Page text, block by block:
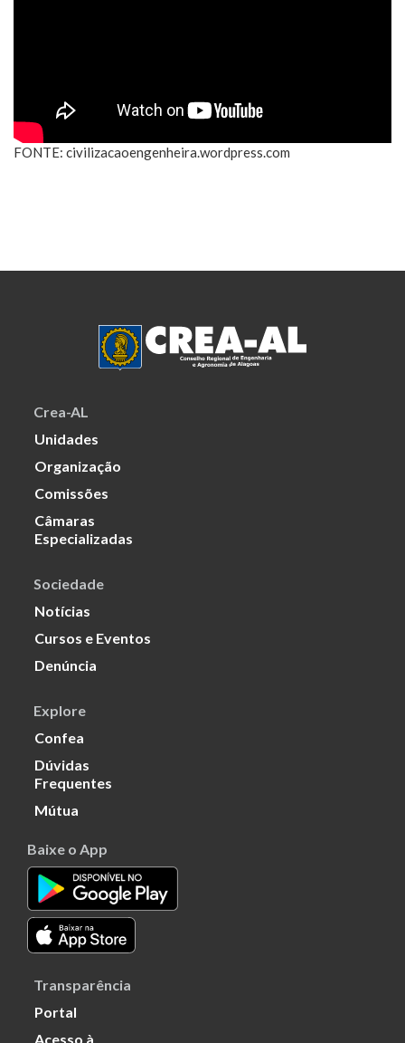
FONTE: civilizacaoengenheira.wordpress.com
Crea-AL
Unidades
Organização
Comissões
Câmaras
Especializadas
Sociedade
Notícias
Cursos e Eventos
Denúncia
Explore
Confea
Dúvidas
Frequentes
Mútua
Baixe o App
Transparência
Portal
Acesso à